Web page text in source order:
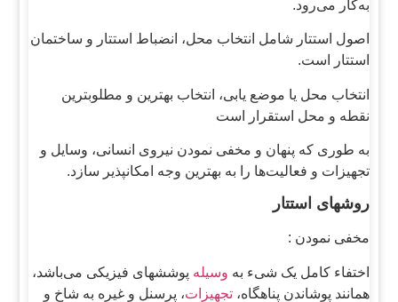
به‌کار می‌رود.
اصول استتار شامل انتخاب محل، انضباط استتار و ساختمان
استتار است.
انتخاب محل یا موضع یابی، انتخاب بهترین و مطلوبترین
نقطه و محل استقرار است
به طوری که پنهان و مخفی نمودن نیروی انسانی، وسایل و
تجهیزات و فعالیت‌ها را به بهترین وجه امکانپذیر سازد.
روشهای استتار
مخفی نمودن :
اختفاء کامل یک شیء به وسیله پوششهای فیزیکی می‌باشد،
همانند پوشاندن پناهگاه،تجهیزات، پرسنل و غیره به شاخ و